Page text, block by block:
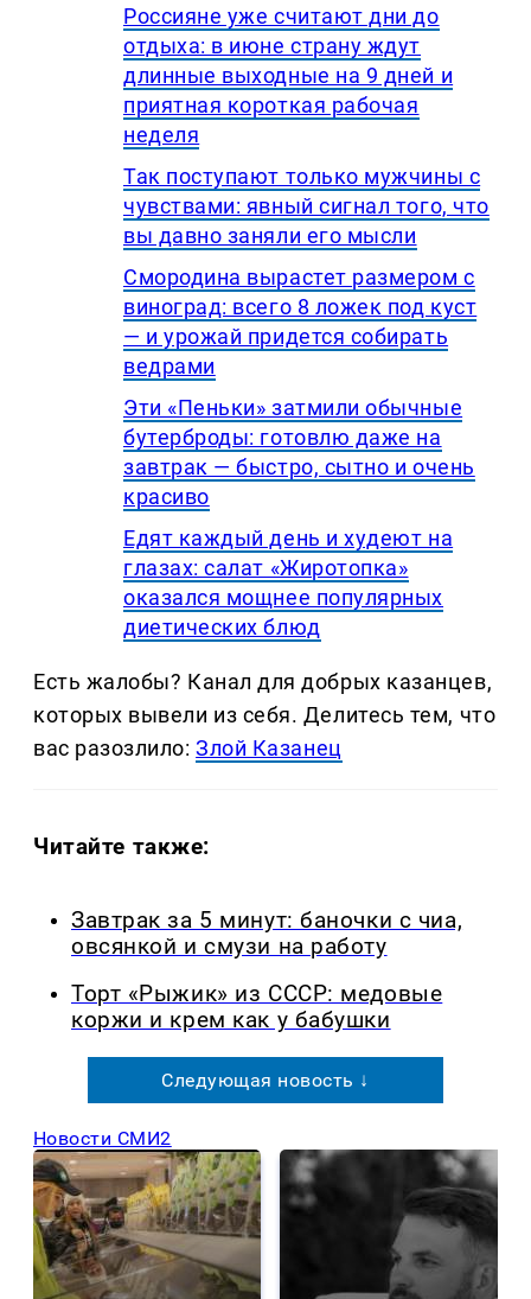
Россияне уже считают дни до
отдыха: в июне страну ждут
длинные выходные на 9 дней и
приятная короткая рабочая
неделя
Так поступают только мужчины с
чувствами: явный сигнал того, что
вы давно заняли его мысли
Смородина вырастет размером с
виноград: всего 8 ложек под куст
— и урожай придется собирать
ведрами
Эти «Пеньки» затмили обычные
бутерброды: готовлю даже на
завтрак — быстро, сытно и очень
красиво
Едят каждый день и худеют на
глазах: салат «Жиротопка»
оказался мощнее популярных
диетических блюд
Есть жалобы? Канал для добрых казанцев,
которых вывели из себя. Делитеcь тем, что
вас разозлило:Злой Казанец
Читайте также:
Завтрак за 5 минут: баночки с чиа,
овсянкой и смузи на работу
Торт «Рыжик» из СССР: медовые
коржи и крем как у бабушки
Следующая новость ↓
Новости СМИ2